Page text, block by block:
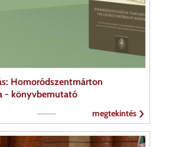
Homoródszentmárton
- könyvbemutató
megtekintés